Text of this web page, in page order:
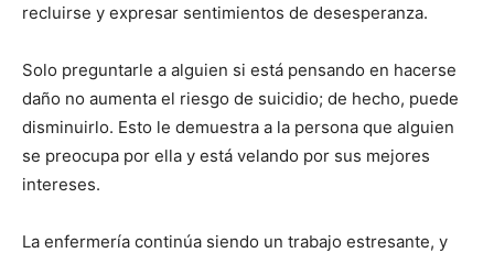
recluirse y expresar sentimientos de desesperanza.
Solo preguntarle a alguien si está pensando en hacerse
daño no aumenta el riesgo de suicidio; de hecho, puede
disminuirlo. Esto le demuestra a la persona que alguien
se preocupa por ella y está velando por sus mejores
intereses.
La enfermería continúa siendo un trabajo estresante, y